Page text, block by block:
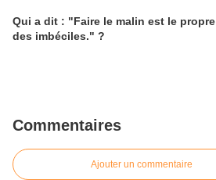
Qui a dit : "Faire le malin est le propre
des imbéciles." ?
Commentaires
Ajouter un commentaire